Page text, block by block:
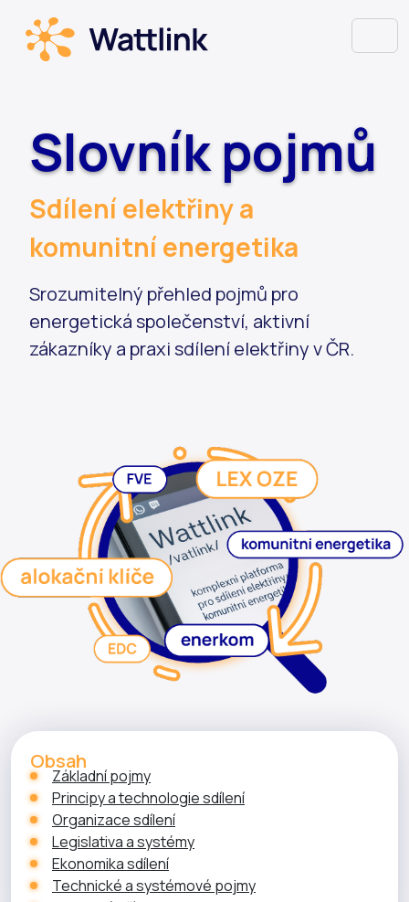
Slovník pojmů
Sdílení elektřiny a
komunitní energetika
Srozumitelný přehled pojmů pro
energetická společenství, aktivní
zákazníky a praxi sdílení elektřiny v ČR.
Obsah
Základní pojmy
Principy a technologie sdílení
Organizace sdílení
Legislativa a systémy
Ekonomika sdílení
Technické a systémové pojmy